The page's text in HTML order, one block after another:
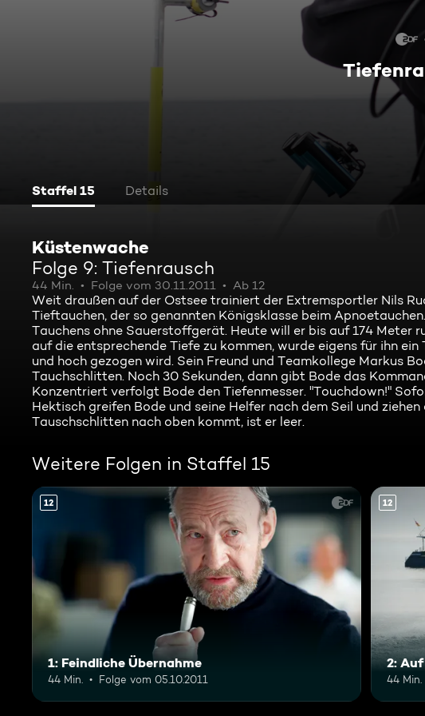
Staffel 15 Details
Küstenwache
Folge 9: Tiefenrausch
44 Min. Folge vom 30.11.2011 Ab 12
Weit draußen auf der Ostsee trainiert der Extremsportler Nils
Tieftauchen, der so genannten Königsklasse beim
Tauchens ohne Sauerstoffgerät. Heute will er bis auf 174 Meter
auf die entsprechende Tiefe zu kommen, wurde eigens für ihn
und hoch gezogen wird. Sein Freund und Teamkollege Markus
Tauchschlitten. Noch 30 Sekunden, dann gibt Bode das
Konzentriert verfolgt Bode den Tiefenmesser. "Touchdown!"
Hektisch greifen Bode und seine Helfer nach dem Seil und
Tauschschlitten nach oben kommt, ist er leer.
Weitere Folgen in Staffel 15
12
1: Feindliche Übernahme
44 Min. Folge vom 05.10.2011
12
2:
44 Min.